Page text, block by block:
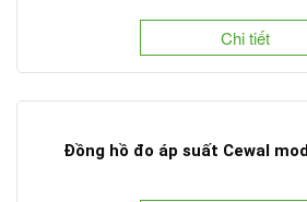
Chi tiết
Đồng hồ đo áp suất Cewal